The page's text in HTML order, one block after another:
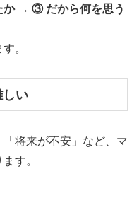
→ ③ だから何を思う
。
い
「将来が不安」など、マ
す。